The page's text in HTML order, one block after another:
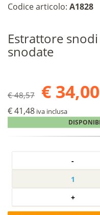
Codice articolo: A1828
Estrattore
snodate
€ 48,57 € 34,00
€ 41,48 iva inclusa